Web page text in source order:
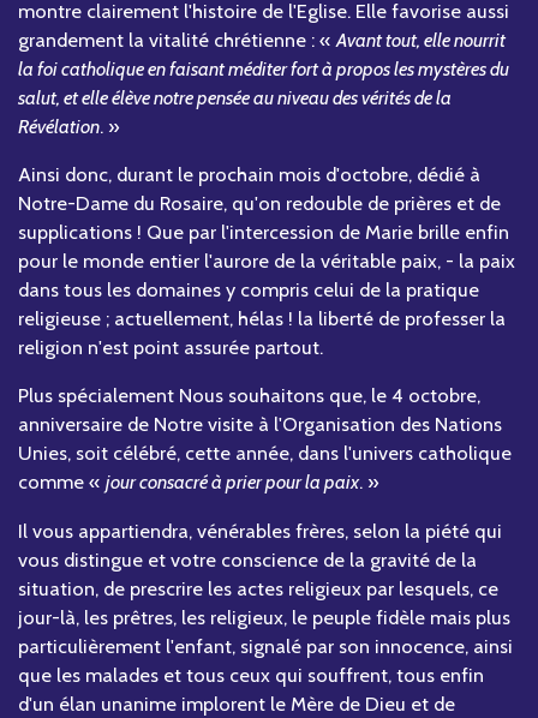
montre clairement l'histoire de l'Eglise. Elle favorise aussi
grandement la vitalité chrétienne : « Avant tout, elle nourrit
la foi catholique en faisant méditer fort à propos les mystères du
salut, et elle élève notre pensée au niveau des vérités de la
Révélation. »
Ainsi donc, durant le prochain mois d'octobre, dédié à
Notre-Dame du Rosaire, qu'on redouble de prières et de
supplications ! Que par l'intercession de Marie brille enfin
pour le monde entier l'aurore de la véritable paix, - la paix
dans tous les domaines y compris celui de la pratique
religieuse ; actuellement, hélas ! la liberté de professer la
religion n'est point assurée partout.
Plus spécialement Nous souhaitons que, le 4 octobre,
anniversaire de Notre visite à l'Organisation des Nations
Unies, soit célébré, cette année, dans l'univers catholique
comme « jour consacré à prier pour la paix. »
Il vous appartiendra, vénérables frères, selon la piété qui
vous distingue et votre conscience de la gravité de la
situation, de prescrire les actes religieux par lesquels, ce
jour-là, les prêtres, les religieux, le peuple fidèle mais plus
particulièrement l'enfant, signalé par son innocence, ainsi
que les malades et tous ceux qui souffrent, tous enfin
d'un élan unanime implorent le Mère de Dieu et de